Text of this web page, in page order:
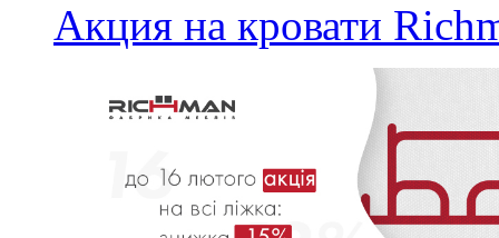
Акция на кровати